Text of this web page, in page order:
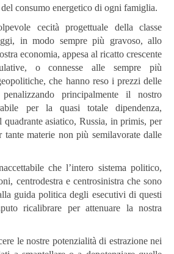
del consumo energetico di ogni famiglia.
cecità progettuale della classe
in modo sempre più gravoso, allo
economia, appesa al ricatto crescente
o connesse alle sempre più
che hanno reso i prezzi delle
principalmente il nostro
per la quasi totale dipendenza,
quadrante asiatico, Russia, in primis, per
tante materie non più semilavorate dalle
che l’intero sistema politico,
centrodestra e centrosinistra che sono
guida politica degli esecutivi di questi
ricalibrare per attenuare la nostra
le nostre potenzialità di estrazione nei